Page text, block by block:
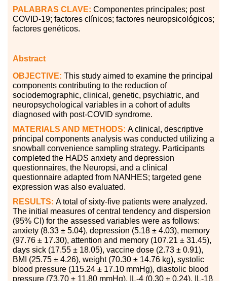
PALABRAS CLAVE: Componentes principales; post
COVID-19; factores clínicos; factores neuropsicológicos;
factores genéticos.
Abstract
OBJECTIVE: This study aimed to examine the principal
components contributing to the reduction of
sociodemographic, clinical, genetic, psychiatric, and
neuropsychological variables in a cohort of adults
diagnosed with post-COVID syndrome.
MATERIALS AND METHODS: A clinical, descriptive
principal components analysis was conducted utilizing a
snowball convenience sampling strategy. Participants
completed the HADS anxiety and depression
questionnaires, the Neuropsi, and a clinical
questionnaire adapted from NANHES; targeted gene
expression was also evaluated.
RESULTS: A total of sixty-five patients were analyzed.
The initial measures of central tendency and dispersion
(95% CI) for the assessed variables were as follows:
anxiety (8.33 ± 5.04), depression (5.18 ± 4.03), memory
(97.76 ± 17.30), attention and memory (107.21 ± 31.45),
days sick (17.55 ± 18.05), vaccine dose (2.73 ± 0.91),
BMI (25.75 ± 4.26), weight (70.30 ± 14.76 kg), systolic
blood pressure (115.24 ± 17.10 mmHg), diastolic blood
pressure (73.70 ± 11.80 mmHg), IL-4 (0.30 ± 0.24), IL-1β